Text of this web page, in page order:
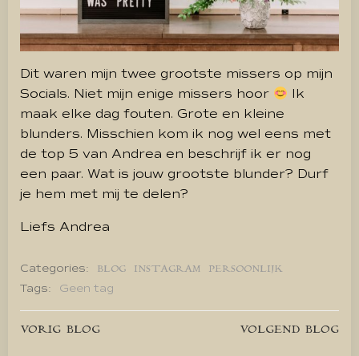
Dit waren mijn twee grootste missers op mijn
Socials. Niet mijn enige missers hoor
Ik
maak elke dag fouten. Grote en kleine
blunders. Misschien kom ik nog wel eens met
de top 5 van Andrea en beschrijf ik er nog
een paar. Wat is jouw grootste blunder? Durf
je hem met mij te delen?
Liefs Andrea
Categories: BLOG INSTAGRAM PERSOONLIJK
Tags: Geen tag
Bericht
VORIG BLOG
BerichtVOLGEND BLOG